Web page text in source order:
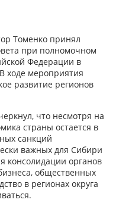
Томенко принял
при полномочном
Федерации в
ходе мероприятия
развитие регионов
что несмотря на
страны остается в
санкций
важных для Сибири
консолидации органов
общественных
в регионах округа